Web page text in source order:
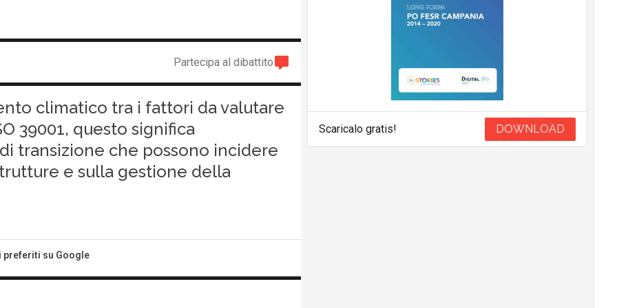
Partecipa al dibattito
climatico tra i fattori da valutare
39001, questo significa
transizione che possono incidere
e sulla gestione della
preferiti su Google
Scaricalo gratis! DOWNLOAD